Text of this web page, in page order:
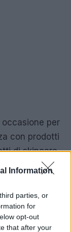
Information
parties, or
for
opt-out
that after your
occasione per
con prodotti
di skincare,